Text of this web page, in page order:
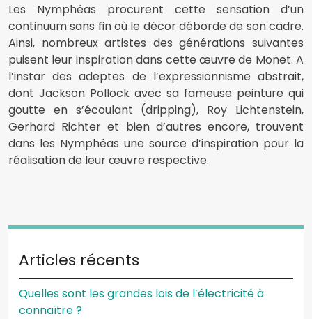
Les Nymphéas procurent cette sensation d’un
continuum sans fin où le décor déborde de son cadre.
Ainsi, nombreux artistes des générations suivantes
puisent leur inspiration dans cette œuvre de Monet. A
l’instar des adeptes de l’expressionnisme abstrait,
dont Jackson Pollock avec sa fameuse peinture qui
goutte en s’écoulant (dripping), Roy Lichtenstein,
Gerhard Richter et bien d’autres encore, trouvent
dans les Nymphéas une source d’inspiration pour la
réalisation de leur œuvre respective.
Articles récents
Quelles sont les grandes lois de l’électricité à
connaître ?